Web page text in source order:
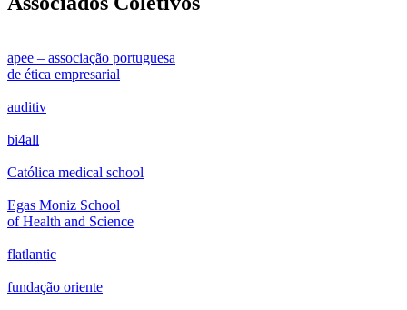
apee – associação portuguesa
de ética empresarial
auditiv
bi4all
Católica medical school
Egas Moniz School
of Health and Science
flatlantic
fundação oriente